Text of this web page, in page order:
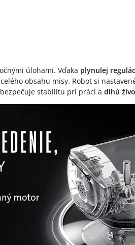
úlohami. Vďaka plynulej
obsahu misy. Robot si
stabilitu pri práci a dlhú